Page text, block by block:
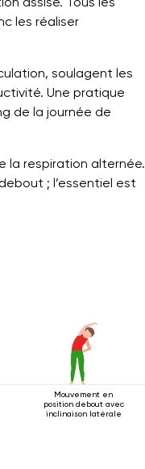
les réaliser
soulagent les
Une pratique
de la journée de
la respiration alternée.
; l’essentiel est
Mouvement en
position debout avec
inclinaison latérale